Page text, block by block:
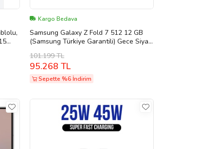
Kargo Bedava
Samsung Galaxy Z Fold 7 512 12 GB
(Samsung Türkiye Garantili) Gece Siyahı
101.199 TL
95.268 TL
Sepette %6 İndirim